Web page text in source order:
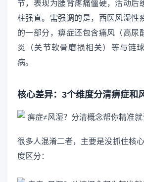
节，表现为腰背疼痛僵硬，活动后
柱强直。需强调的是，西医风湿性
的一部分，痹症还包含痛风（高尿
炎（关节软骨磨损相关）等与链
病。
核心差异：3个维度分清痹症和
很多人混淆二者，主要是没抓住核
度区分：